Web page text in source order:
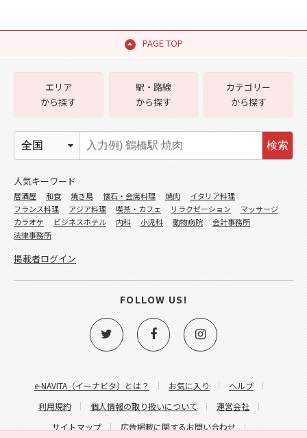
PAGE TOP
e-NAVITA（イーナビタ）とは？ お気に入り
ヘルプ
利用規約
個人情報の取り扱いについて
運営会社
サイトマップ
広告掲載に関するお問い合わせ
エリア
から探す
駅・路線
から探す
カテゴリー
から探す
検索
人気キーワード
居酒屋 和食 焼き鳥 懐石・会席料理 焼肉
イタリア料理
フランス料理
アジア料理 喫茶・カフェ リラクゼーション
マッサージ
カラオケ
ビジネスホテル 内科 小児科 動物病院
会計事務所
法律事務所
掲載者ログイン
FOLLOW US!